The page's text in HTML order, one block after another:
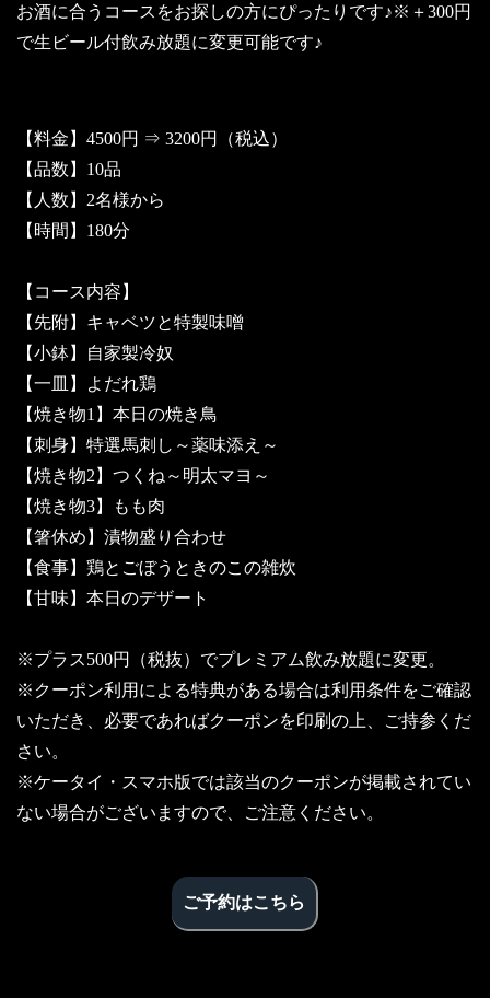
お酒に合うコースをお探しの方にぴったりです♪※＋300円
で生ビール付飲み放題に変更可能です♪
【料金】4500円 ⇒ 3200円（税込）
【品数】10品
【人数】2名様から
【時間】180分
【コース内容】
【先附】キャベツと特製味噌
【小鉢】自家製冷奴
【一皿】よだれ鶏
【焼き物1】本日の焼き鳥
【刺身】特選馬刺し～薬味添え～
【焼き物2】つくね～明太マヨ～
【焼き物3】もも肉
【箸休め】漬物盛り合わせ
【食事】鶏とごぼうときのこの雑炊
【甘味】本日のデザート
※プラス500円（税抜）でプレミアム飲み放題に変更。
※クーポン利用による特典がある場合は利用条件をご確認
いただき、必要であればクーポンを印刷の上、ご持参くだ
さい。
※ケータイ・スマホ版では該当のクーポンが掲載されてい
ない場合がございますので、ご注意ください。
ご予約はこちら